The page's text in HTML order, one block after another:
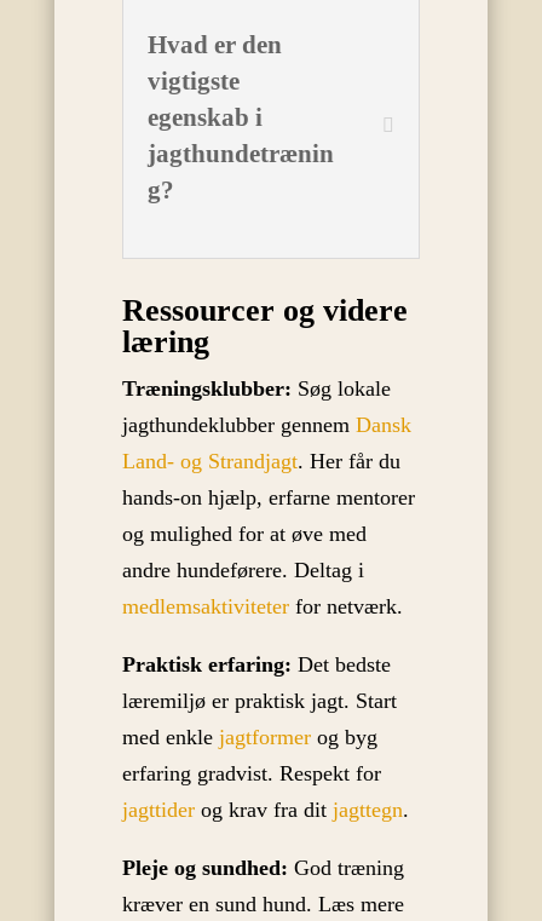
Hvad er den
vigtigste
egenskab i
jagthundetrænin
g?
Ressourcer og videre
læring
Træningsklubber: Søg lokale
jagthundeklubber gennem Dansk
Land- og Strandjagt. Her får du
hands-on hjælp, erfarne mentorer
og mulighed for at øve med
andre hundeførere. Deltag i
medlemsaktiviteterfor netværk.
Praktisk erfaring: Det bedste
læremiljø er praktisk jagt. Start
med enkle jagtformerog byg
erfaring gradvist. Respekt for
jagttiderog krav fra dit jagttegn.
Pleje og sundhed: God træning
kræver en sund hund. Læs mere